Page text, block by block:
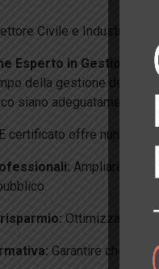
Civile e Industriale
Esperto in Gestione
della gestione
siano adeguatamente
certificato offre numerosi
Ampliare le
Ottimizzare i
Garantire che